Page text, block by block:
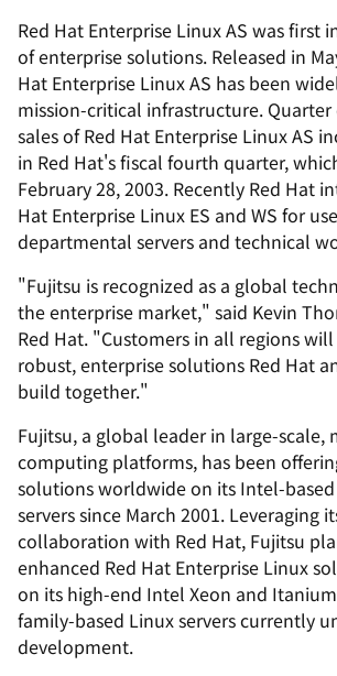
Red Hat Enterprise Linux AS was first
of enterprise solutions. Released in
Hat Enterprise Linux AS has been
mission-critical infrastructure.
sales of Red Hat Enterprise Linux AS
in Red Hat's fiscal fourth quarter,
February 28, 2003. Recently Red Hat
Hat Enterprise Linux ES and WS for
departmental servers and technical
"Fujitsu is recognized as a global
the enterprise market," said Kevin
Red Hat. "Customers in all regions
robust, enterprise solutions Red Hat
build together."
Fujitsu, a global leader in large-scale,
computing platforms, has been
solutions worldwide on its Intel-based
servers since March 2001. Leveraging
collaboration with Red Hat, Fujitsu
enhanced Red Hat Enterprise Linux
on its high-end Intel Xeon and
family-based Linux servers currently
development.